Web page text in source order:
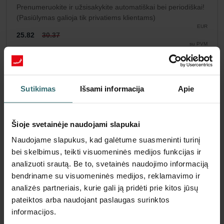
Sutikimas Išsami informacija Apie
Šioje svetainėje naudojami slapukai
Naudojame slapukus, kad galėtume suasmeninti turinį
bei skelbimus, teikti visuomeninės medijos funkcijas ir
analizuoti srautą. Be to, svetainės naudojimo informaciją
bendriname su visuomeninės medijos, reklamavimo ir
analizės partneriais, kurie gali ją pridėti prie kitos jūsų
pateiktos arba naudojant paslaugas surinktos
informacijos.
Prenumeruokite ir užsisakykite automatiškai bei periodiškai!
(Pasiūlymas galioja tik privatiems klientams)
EUR
25.82 30.37
su PVM